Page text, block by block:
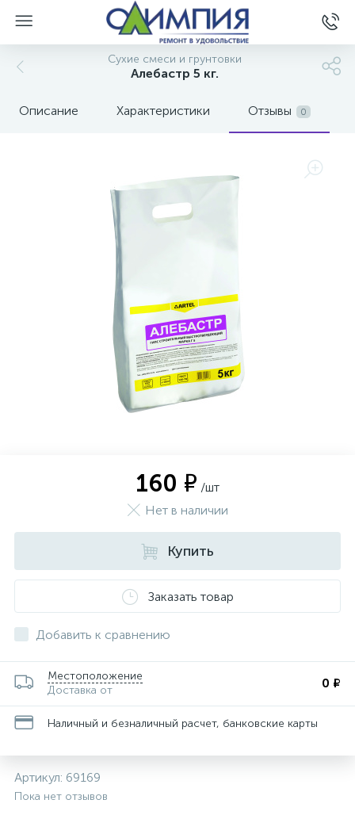
Сухие смеси и грунтовки
Алебастр 5 кг.
Описание Характеристики Отзывы 0
160 ₽ /шт
Нет в наличии
Купить
Заказать товар
Добавить к сравнению
Местоположение
Доставка от
0 ₽
Наличный и безналичный расчет, банковские карты
Артикул: 69169
Пока нет отзывов